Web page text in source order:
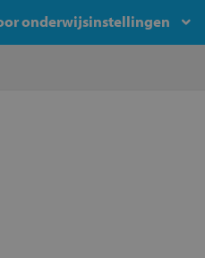
onderwijsinstellingen